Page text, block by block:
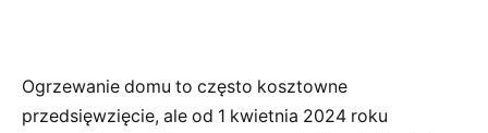
Ogrzewanie domu to często kosztowne
przedsięwzięcie, ale od 1 kwietnia 2024 roku